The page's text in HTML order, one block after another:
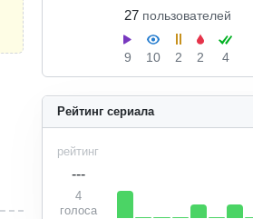
27 пользователей
9 10 2 2 4
Рейтинг сериала
рейтинг
---
4
голоса